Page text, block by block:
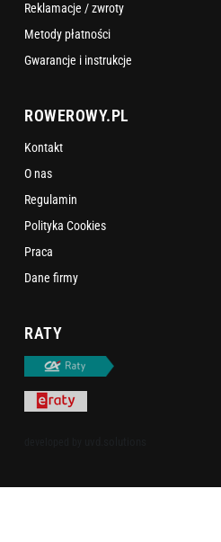
Reklamacje / zwroty
Metody płatności
Gwarancje i instrukcje
ROWEROWY.PL
Kontakt
O nas
Regulamin
Polityka Cookies
Praca
Dane firmy
RATY